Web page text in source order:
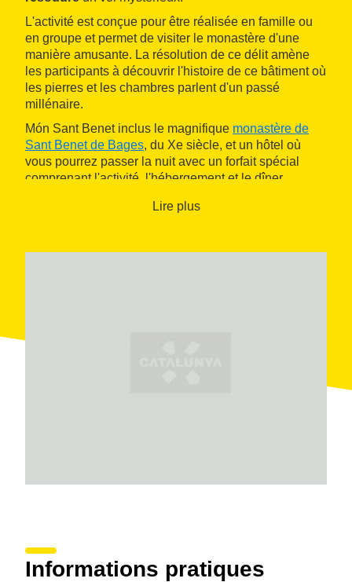
L'activité est conçue pour être réalisée en famille ou
en groupe et permet de visiter le monastère d'une
manière amusante. La résolution de ce délit amène
les participants à découvrir l'histoire de ce bâtiment où
les pierres et les chambres parlent d'un passé
millénaire.
Món Sant Benet inclus le magnifique monastère de
Sant Benet de Bages, du Xe siècle, et un hôtel où
vous pourrez passer la nuit avec un forfait spécial
comprenant l'activité, l'hébergement et le dîner.
Lire plus
Informations pratiques